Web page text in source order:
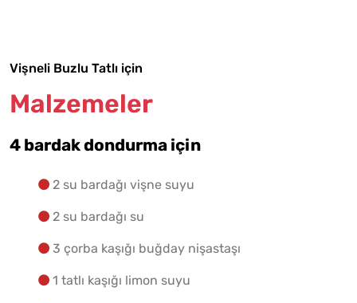
Vişneli Buzlu Tatlı için
Malzemeler
4 bardak dondurma için
2 su bardağı vişne suyu
2 su bardağı su
3 çorba kaşığı buğday nişastaşı
1 tatlı kaşığı limon suyu